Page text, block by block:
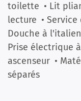
toilette • Lit
lecture •
Douche à
Prise électrique
ascenseur •
séparés